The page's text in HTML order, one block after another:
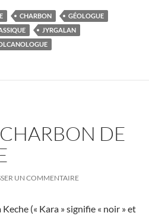
CHARBON
GÉOLOGUE
JYRGALAN
DE
UN COMMENTAIRE
(« Kara » signifie « noir » et